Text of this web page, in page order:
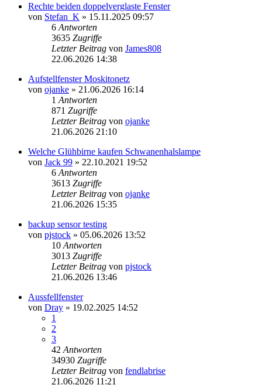
Rechte beiden doppelverglaste Fenster
von Stefan_K » 15.11.2025 09:57
6 Antworten
3635 Zugriffe
Letzter Beitrag von James808
22.06.2026 14:38
Aufstellfenster Moskitonetz
von ojanke » 21.06.2026 16:14
1 Antworten
871 Zugriffe
Letzter Beitrag von ojanke
21.06.2026 21:10
Welche Glühbirne kaufen Schwanenhalslampe
von Jack 99 » 22.10.2021 19:52
6 Antworten
3613 Zugriffe
Letzter Beitrag von ojanke
21.06.2026 15:35
backup sensor testing
von pjstock » 05.06.2026 13:52
10 Antworten
3013 Zugriffe
Letzter Beitrag von pjstock
21.06.2026 13:46
Aussfellfenster
von Dray » 19.02.2025 14:52
1
2
3
42 Antworten
34930 Zugriffe
Letzter Beitrag von fendlabrise
21.06.2026 11:21